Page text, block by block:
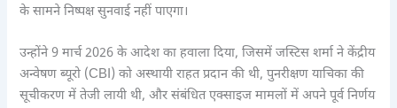
के सामने निष्पक्ष सुनवाई नहीं पाएगा।
उन्होंने 9 मार्च 2026 के आदेश का हवाला दिया, जिसमें जस्टिस शर्मा ने केंद्रीय
अन्वेषण ब्यूरो (CBI) को अस्थायी राहत प्रदान की थी, पुनरीक्षण याचिका की
सूचीकरण में तेजी लायी थी, और संबंधित एक्साइज मामलों में अपने पूर्व निर्णय